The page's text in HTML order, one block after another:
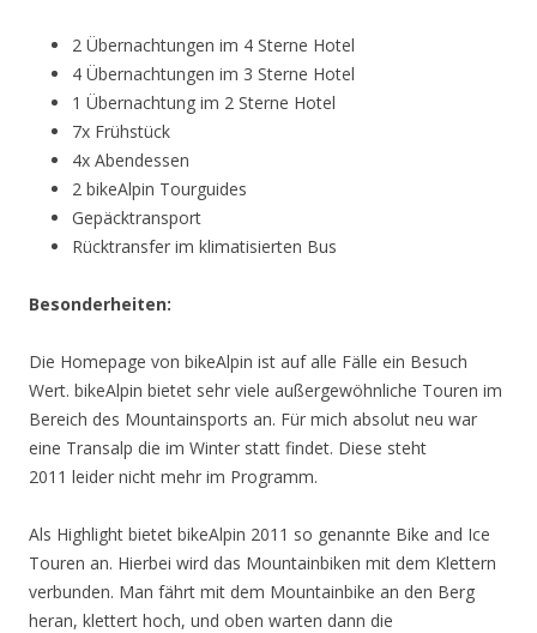
2 Übernachtungen im 4 Sterne Hotel
4 Übernachtungen im 3 Sterne Hotel
1 Übernachtung im 2 Sterne Hotel
7x Frühstück
4x Abendessen
2 bikeAlpin Tourguides
Gepäcktransport
Rücktransfer im klimatisierten Bus
Besonderheiten:
Die Homepage von bikeAlpin ist auf alle Fälle ein Besuch
Wert. bikeAlpin bietet sehr viele außergewöhnliche Touren im
Bereich des Mountainsports an. Für mich absolut neu war
eine Transalp die im Winter statt findet. Diese steht
2011 leider nicht mehr im Programm.
Als Highlight bietet bikeAlpin 2011 so genannte Bike and Ice
Touren an. Hierbei wird das Mountainbiken mit dem Klettern
verbunden. Man fährt mit dem Mountainbike an den Berg
heran, klettert hoch, und oben warten dann die